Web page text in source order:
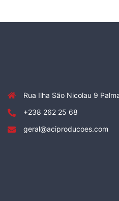
Rua Ilha São Nicolau 9
+238 262 25 68
geral@aciproducoes.com